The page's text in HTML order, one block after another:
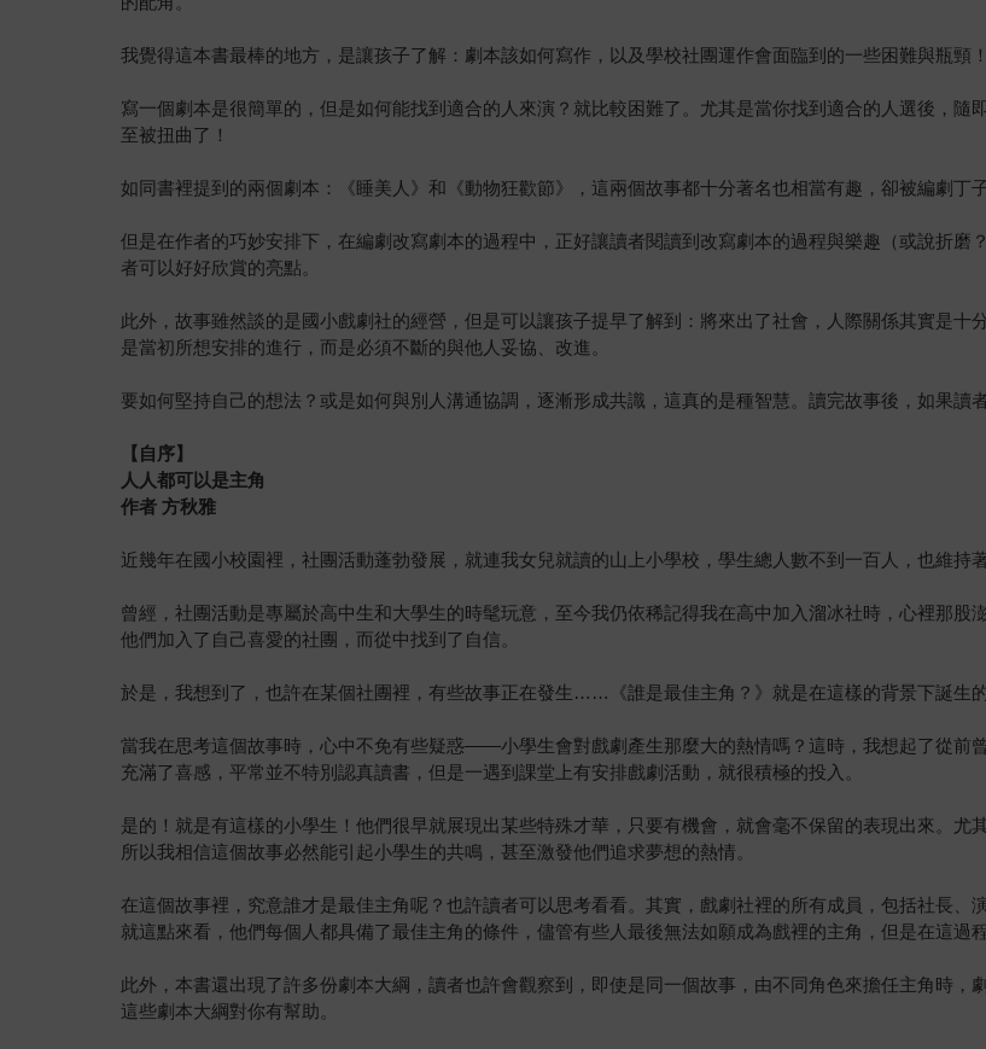
我覺得這本書最棒的地方，是讓孩子了解：劇本該如何寫作，以及學校社團運作會面臨到的一些困難與瓶頸！
寫一個劇本是很簡單的，但是如何能找到適合的人來演？就比較困難了。尤其是當你找到適合的人選後，
至被扭曲了！
如同書裡提到的兩個劇本：《睡美人》和《動物狂歡節》，這兩個故事都十分著名也相當有趣，卻被編劇丁
但是在作者的巧妙安排下，在編劇改寫劇本的過程中，正好讓讀者閱讀到改寫劇本的過程與樂趣（或說折
者可以好好欣賞的亮點。
此外，故事雖然談的是國小戲劇社的經營，但是可以讓孩子提早了解到：將來出了社會，人際關係其實是
是當初所想安排的進行，而是必須不斷的與他人妥協、改進。
要如何堅持自己的想法？或是如何與別人溝通協調，逐漸形成共識，這真的是種智慧。讀完故事後，如果讀
【自序】
人人都可以是主角
作者 方秋雅
近幾年在國小校園裡，社團活動蓬勃發展，就連我女兒就讀的山上小學校，學生總人數不到一百人，也維持
曾經，社團活動是專屬於高中生和大學生的時髦玩意，至今我仍依稀記得我在高中加入溜冰社時，心裡那股
他們加入了自己喜愛的社團，而從中找到了自信。
於是，我想到了，也許在某個社團裡，有些故事正在發生……《誰是最佳主角？》就是在這樣的背景下誕生的
當我在思考這個故事時，心中不免有些疑惑——小學生會對戲劇產生那麼大的熱情嗎？這時，我想起了從前
充滿了喜感，平常並不特別認真讀書，但是一遇到課堂上有安排戲劇活動，就很積極的投入。
是的！就是有這樣的小學生！他們很早就展現出某些特殊才華，只要有機會，就會毫不保留的表現出來。尤
所以我相信這個故事必然能引起小學生的共鳴，甚至激發他們追求夢想的熱情。
在這個故事裡，究意誰才是最佳主角呢？也許讀者可以思考看看。其實，戲劇社裡的所有成員，包括社長、
就這點來看，他們每個人都具備了最佳主角的條件，儘管有些人最後無法如願成為戲裡的主角，但是在這過
此外，本書還出現了許多份劇本大綱，讀者也許會觀察到，即使是同一個故事，由不同角色來擔任主角時
這些劇本大綱對你有幫助。